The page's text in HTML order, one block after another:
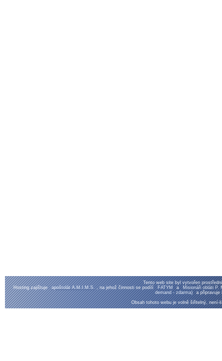
Tento web site byl vytvořen
Hosting zajištuje apoštolát A.M.I.M.S. , na jehož činnosti se podílí FATYM a Misionáři obláti P.
demand - zdarma) a
Obsah tohoto webu je volně šiřitelný, není-